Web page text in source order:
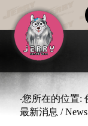
‧您所在的位置:
最新消息 /